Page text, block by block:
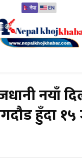
नेपा EN
नयाँ
हुँदा